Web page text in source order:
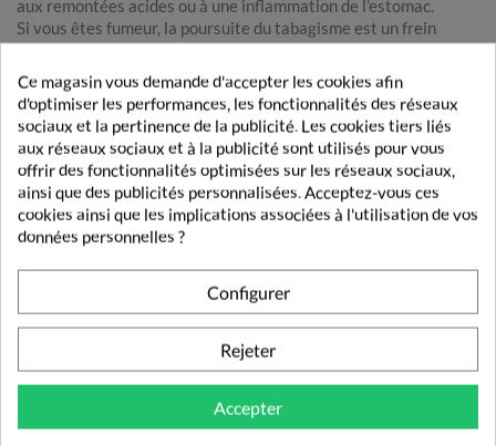
aux remontées acides ou à une inflammation de l'estomac.
Si vous êtes fumeur, la poursuite du tabagisme est un frein
important au traitement ; la nicotine augmente l'acidité
gastrique et réduit l'efficacité du muscle qui ferme la jonction
entre l'oesophage et l'estomac.
EFFETS INDÉSIRABLES POSSIBLES
Gel buvable en sachet : éruption cutanée, démangeaisons.
Réaction naturelle de l'organisme contre un élément reconnu
comme étranger. Elle se manifeste localement par une rougeur,
une chaleur, une douleur ou un gonflement.
pansement digestif
Ce magasin vous demande d'accepter les cookies afin
d'optimiser les performances, les fonctionnalités des réseaux
sociaux et la pertinence de la publicité. Les cookies tiers liés
aux réseaux sociaux et à la publicité sont utilisés pour vous
offrir des fonctionnalités optimisées sur les réseaux sociaux,
ainsi que des publicités personnalisées. Acceptez-vous ces
cookies ainsi que les implications associées à l'utilisation de vos
données personnelles ?
Configurer
Rejeter
Accepter